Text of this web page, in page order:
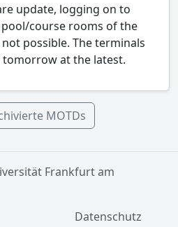
update, logging on to
course rooms of the
possible. The terminals
tomorrow at the latest.
MOTDs
Frankfurt am
Datenschutz